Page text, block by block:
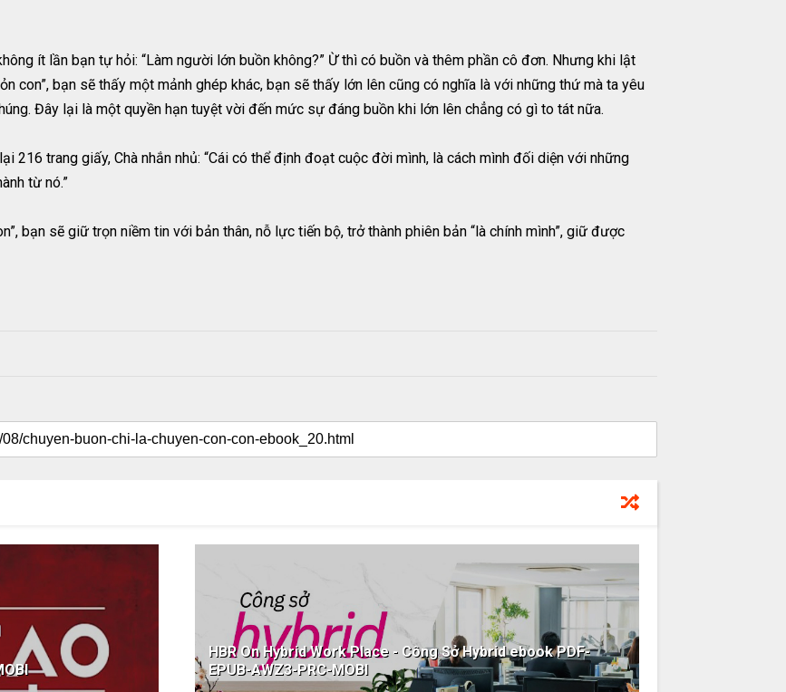
ít lần bạn tự hỏi: “Làm người lớn buồn không?” Ừ thì có buồn và thêm phần cô đơn. Nhưng khi lật
con”, bạn sẽ thấy một mảnh ghép khác, bạn sẽ thấy lớn lên cũng có nghĩa là với những thứ mà ta yêu
Đây lại là một quyền hạn tuyệt vời đến mức sự đáng buồn khi lớn lên chẳng có gì to tát nữa.
216 trang giấy, Chà nhắn nhủ: “Cái có thể định đoạt cuộc đời mình, là cách mình đối diện với những
từ nó.”
bạn sẽ giữ trọn niềm tin với bản thân, nỗ lực tiến bộ, trở thành phiên bản “là chính mình”, giữ được
HBR On Hybrid Work Place - Công Sở Hybrid ebook PDF-
EPUB-AWZ3-PRC-MOBI